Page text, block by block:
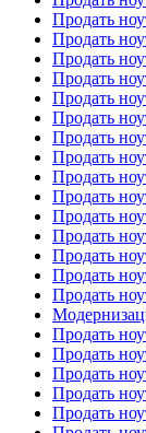
Продать
Продать
Продать
Продать
Продать
Продать
Продать
Продать
Продать
Продать
Продать
Продать
Продать
Продать
Продать
Продать
Продать
Продать
Продать
Продать